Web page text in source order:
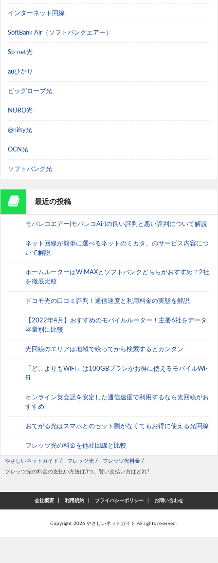
インターネット回線
SoftBank Air（ソフトバンクエアー）
So-net光
auひかり
ビッグローブ光
NURO光
@nifty光
OCN光
ソフトバンク光
最近の投稿
モバレコエアー(モバレコAir)の良い評判と悪い評判について解説
ネット回線が簡単に選べるネットのミカタ。のサービス内容につ
いて解説
ホームルーターはWiMAXとソフトバンクどちらがおすすめ？2社
を徹底比較
ドコモ光の口コミ評判！通信速度と利用料金の実態を解説
【2022年4月】おすすめのモバイルルーター！主要6社をデータ
容量別に比較
光回線のエリアは地域で絞ってから検索するとカンタン
「どこよりもWiFi」は100GBプランがお得に使えるモバイルWi-
Fi
オンライン英会話を安定した通信速度で利用するなら光回線がお
すすめ
おてがる光はスマホとのセット割がなくてもお得に使える光回線
フレッツ光の料金を他社回線と比較
やさしいネットガイド / フレッツ光 / フレッツ光料金 /
フレッツ光の料金の支払い方法は3つ。賢い支払い方はどれ?
会社概要 利用規約 プライバシーポリシー お問い合わせ
Copyright 2026 やさしいネットガイド All rights reserved.